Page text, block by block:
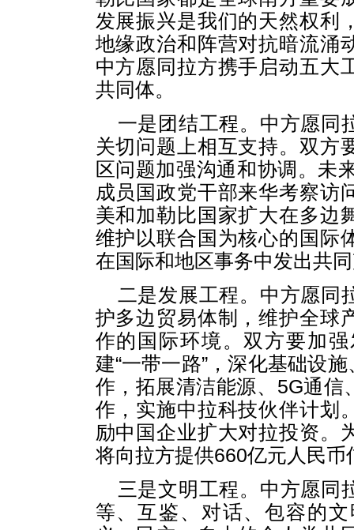
发展振兴是我们的天然权利
地缘政治和阵营对抗暗流涌
中方愿同拉方携手启动五大
共同体。
一是团结工程。中方愿同
关切问题上相互支持。双方
区问题加强沟通和协调。未
成员国政党干部来华考察访
美和加勒比国家扩大在多边
维护以联合国为核心的国际
在国际和地区事务中发出共
二是发展工程。中方愿同
护多边贸易体制，维护全球
作的国际环境。双方要加
建“一带一路”，深化基础设
作，拓展清洁能源、5G通信
作，实施中拉科技伙伴计划
励中国企业扩大对拉投资。
将向拉方提供660亿元人民币
三是文明工程。中方愿同
等、互鉴、对话、包容的